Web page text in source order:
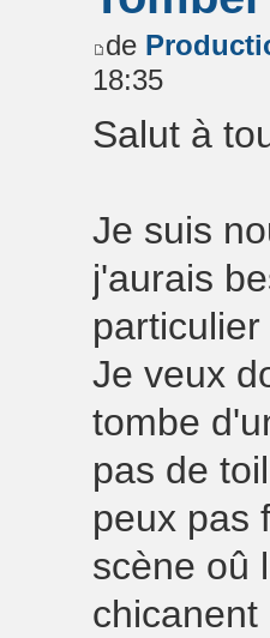
de
18:35
Salut à
Je suis
j'aurais
Je veux
tombe
pas de
peux pas
scène oû